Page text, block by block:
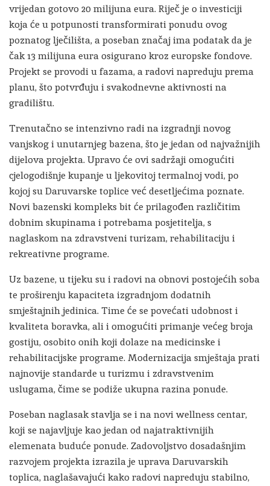
vrijedan gotovo 20 milijuna eura. Riječ je o investiciji
koja će u potpunosti transformirati ponudu ovog
poznatog lječilišta, a poseban značaj ima podatak da je
čak 13 milijuna eura osigurano kroz europske fondove.
Projekt se provodi u fazama, a radovi napreduju prema
planu, što potvrđuju i svakodnevne aktivnosti na
gradilištu.
Trenutačno se intenzivno radi na izgradnji novog
vanjskog i unutarnjeg bazena, što je jedan od najvažnijih
dijelova projekta. Upravo će ovi sadržaji omogućiti
cjelogodišnje kupanje u ljekovitoj termalnoj vodi, po
kojoj su Daruvarske toplice već desetljećima poznate.
Novi bazenski kompleks bit će prilagođen različitim
dobnim skupinama i potrebama posjetitelja, s
naglaskom na zdravstveni turizam, rehabilitaciju i
rekreativne programe.
Uz bazene, u tijeku su i radovi na obnovi postojećih soba
te proširenju kapaciteta izgradnjom dodatnih
smještajnih jedinica. Time će se povećati udobnost i
kvaliteta boravka, ali i omogućiti primanje većeg broja
gostiju, osobito onih koji dolaze na medicinske i
rehabilitacijske programe. Modernizacija smještaja prati
najnovije standarde u turizmu i zdravstvenim
uslugama, čime se podiže ukupna razina ponude.
Poseban naglasak stavlja se i na novi wellness centar,
koji se najavljuje kao jedan od najatraktivnijih
elemenata buduće ponude. Zadovoljstvo dosadašnjim
razvojem projekta izrazila je uprava Daruvarskih
toplica, naglašavajući kako radovi napreduju stabilno,